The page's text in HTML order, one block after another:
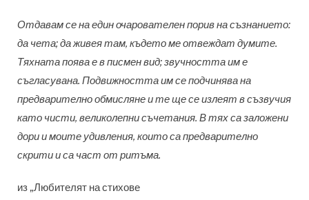
Отдавам се на един очарователен порив на съзнанието:
да чета; да живея там, където ме отвеждат думите.
Тяхната поява е в писмен вид; звучността им е
съгласувана. Подвижността им се подчинява на
предварително обмисляне и те ще се излеят в съзвучия
като чисти, великолепни съчетания. В тях са заложени
дори и моите удивления, които са предварително
скрити и са част от ритъма.
из „Любителят на стихове